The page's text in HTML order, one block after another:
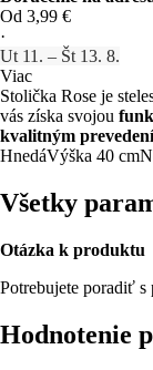
Od 3,99 €
·
Ut 11. – Št 13. 8.
Viac
Stolička Rose je
vás získa svojou
kvalitným
HnedáVýška 40 cm
Všetky
Otázka k produktu
Potrebujete poradiť s
Hodnotenie